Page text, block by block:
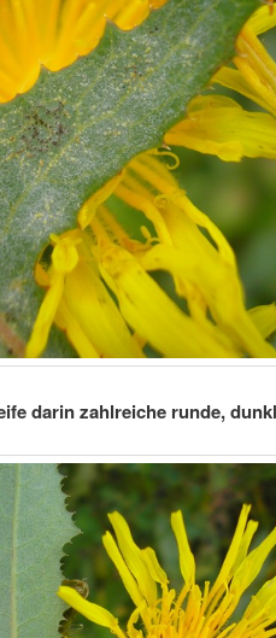
darin zahlreiche runde,